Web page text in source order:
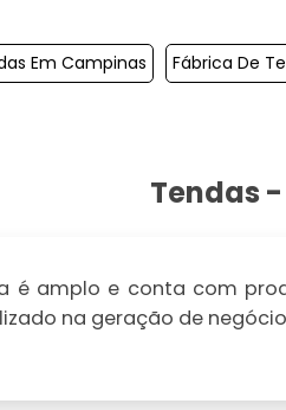
Em Campinas Fábrica De
Tendas
é amplo e conta com
na geração de